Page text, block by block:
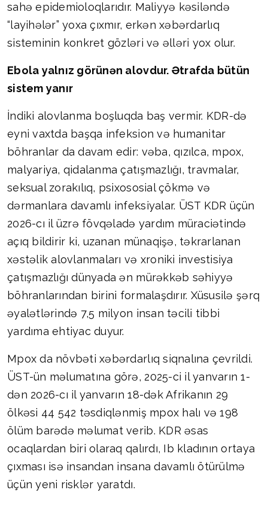
sahə epidemioloqlarıdır. Maliyyə kəsiləndə
“layihələr” yoxa çıxmır, erkən xəbərdarlıq
sisteminin konkret gözləri və əlləri yox olur.
Ebola yalnız görünən alovdur. Ətrafda bütün
sistem yanır
İndiki alovlanma boşluqda baş vermir. KDR-də
eyni vaxtda başqa infeksion və humanitar
böhranlar da davam edir: vəba, qızılca, mpox,
malyariya, qidalanma çatışmazlığı, travmalar,
seksual zorakılıq, psixososial çökmə və
dərmanlara davamlı infeksiyalar. ÜST KDR üçün
2026-cı il üzrə fövqəladə yardım müraciətində
açıq bildirir ki, uzanan münaqişə, təkrarlanan
xəstəlik alovlanmaları və xroniki investisiya
çatışmazlığı dünyada ən mürəkkəb səhiyyə
böhranlarından birini formalaşdırır. Xüsusilə şərq
əyalətlərində 7,5 milyon insan təcili tibbi
yardıma ehtiyac duyur.
Mpox da növbəti xəbərdarlıq siqnalına çevrildi.
ÜST-ün məlumatına görə, 2025-ci il yanvarın 1-
dən 2026-cı il yanvarın 18-dək Afrikanın 29
ölkəsi 44 542 təsdiqlənmiş mpox halı və 198
ölüm barədə məlumat verib. KDR əsas
ocaqlardan biri olaraq qalırdı, Ib kladının ortaya
çıxması isə insandan insana davamlı ötürülmə
üçün yeni risklər yaratdı.